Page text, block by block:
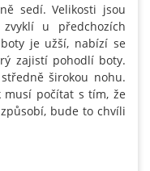
sedí. Velikosti jsou
u předchozích
je užší, nabízí se
zajistí pohodlí boty.
širokou nohu.
musí počítat s tím, že
bude to chvíli